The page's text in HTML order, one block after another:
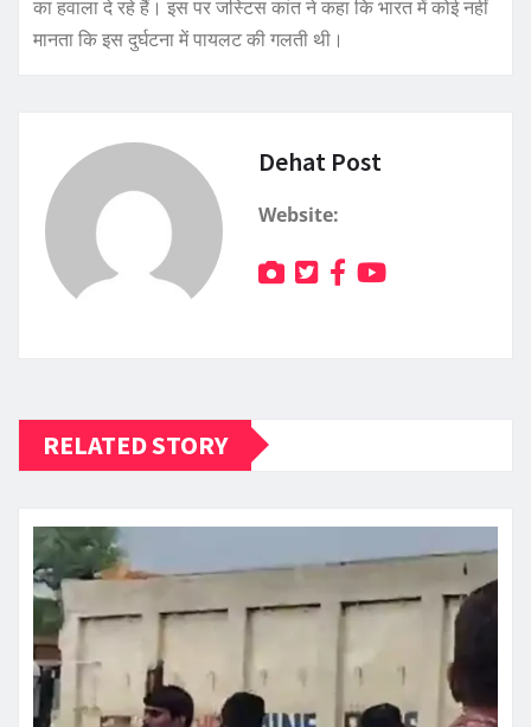
का हवाला दे रहे हैं। इस पर जस्टिस कांत ने कहा कि भारत में कोई नहीं
मानता कि इस दुर्घटना में पायलट की गलती थी।
Dehat Post
Website:
RELATED STORY